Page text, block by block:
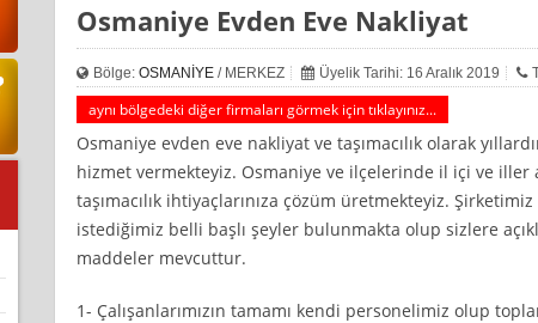
Osmaniye Evden Eve Nakliyat
Bölge: OSMANİYE/ MERKEZ Üyelik Tarihi: 16 Aralık 2019
aynı bölgedeki diğer firmaları görmek için tıklayınız...
Osmaniye evden eve nakliyat ve taşımacılık olarak
hizmet vermekteyiz. Osmaniye ve ilçelerinde il içi ve iller
taşımacılık ihtiyaçlarınıza çözüm üretmekteyiz.
istediğimiz belli başlı şeyler bulunmakta olup sizlere
maddeler mevcuttur.
1- Çalışanlarımızın tamamı kendi personelimiz olup